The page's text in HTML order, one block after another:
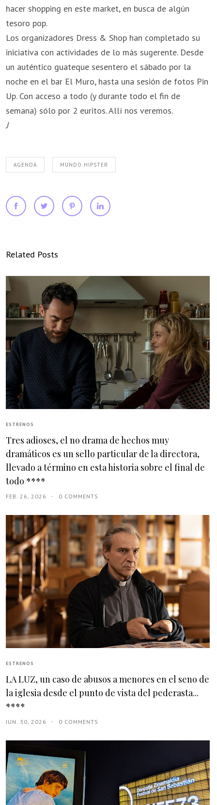
hacer shopping en este market, en busca de algún
tesoro pop.
Los organizadores Dress & Shop han completado su
iniciativa con actividades de lo más sugerente. Desde
un auténtico guateque sesentero el sábado por la
noche en el bar El Muro, hasta una sesión de fotos Pin
Up. Con acceso a todo (y durante todo el fin de
semana) sólo por 2 euritos. Allí nos veremos.
J
AGENDA MUNDO HIPSTER
Related Posts
ESTRENOS
Tres adioses, el no drama de hechos muy
dramáticos es un sello particular de la directora,
llevado a término en esta historia sobre el final de
todo ****
FEB. 26, 2026 0 COMMENTS
ESTRENOS
LA LUZ, un caso de abusos a menores en el seno de
la iglesia desde el punto de vista del pederasta...
****
JUN. 30, 2026 0 COMMENTS